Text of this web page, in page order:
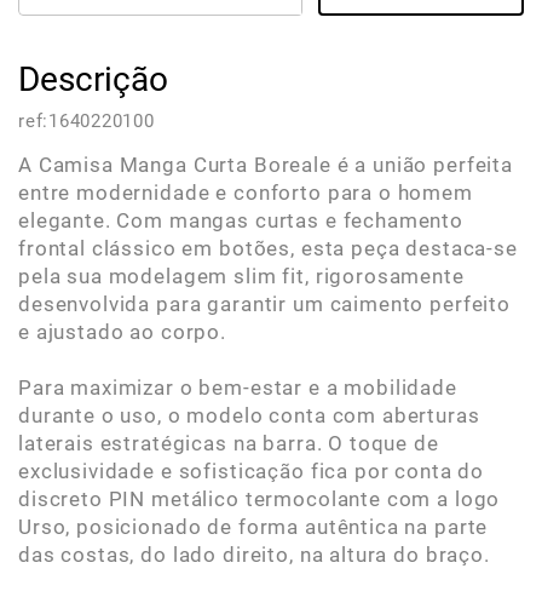
Descrição
ref:1640220100
A Camisa Manga Curta Boreale é a união perfeita
entre modernidade e conforto para o homem
elegante. Com mangas curtas e fechamento
frontal clássico em botões, esta peça destaca-se
pela sua modelagem slim fit, rigorosamente
desenvolvida para garantir um caimento perfeito
e ajustado ao corpo.
Para maximizar o bem-estar e a mobilidade
durante o uso, o modelo conta com aberturas
laterais estratégicas na barra. O toque de
exclusividade e sofisticação fica por conta do
discreto PIN metálico termocolante com a logo
Urso, posicionado de forma autêntica na parte
das costas, do lado direito, na altura do braço.